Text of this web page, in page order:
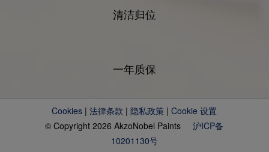
清洁归位
一年质保
Cookies |法律条款 |隐私政策 |Cookie 设置
© Copyright 2026 AkzoNobel Paints沪ICP备
10201130号